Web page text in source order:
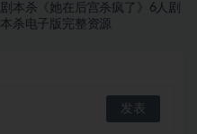
剧本杀《她在后宫杀疯了》6人剧
本杀电子版完整资源